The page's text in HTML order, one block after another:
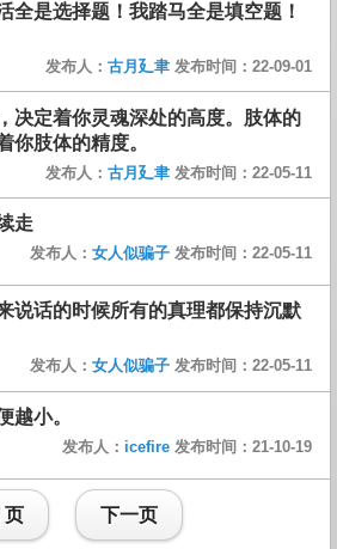
全是选择题！我踏马全是填空题！
发布人： 古月廴聿 发布时间：22-09-01
决定着你灵魂深处的高度。肢体的
你肢体的精度。
发布人： 古月廴聿 发布时间：22-05-11
走
发布人： 女人似骗子 发布时间：22-05-11
说话的时候所有的真理都保持沉默
发布人： 女人似骗子 发布时间：22-05-11
越小。
发布人： icefire 发布时间：21-10-19
页 下一页